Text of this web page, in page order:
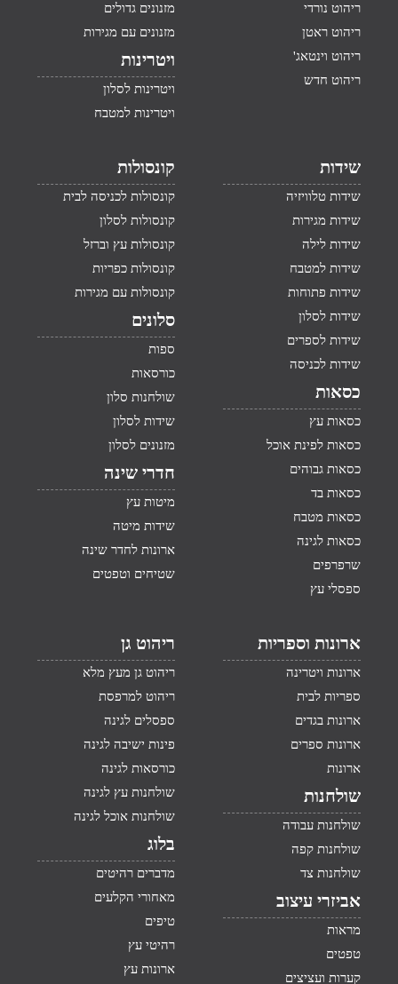
ריהוט נורדי
ריהוט ראטן
ריהוט וינטאג'
ריהוט חדש
מזנונים גדולים
מזנונים עם מגירות
ויטרינות
ויטרינות לסלון
ויטרינות למטבח
שידות
שידות טלוויזיה
שידות מגירות
שידות לילה
שידות למטבח
שידות פתוחות
שידות לסלון
שידות לספרים
שידות לכניסה
כסאות
כסאות עץ
כסאות לפינת אוכל
כסאות גבוהים
כסאות בד
כסאות מטבח
כסאות לגינה
שרפרפים
ספסלי עץ
קונסולות
קונסולות לכניסה לבית
קונסולות לסלון
קונסולות עץ וברזל
קונסולות כפריות
קונסולות עם מגירות
סלונים
ספות
כורסאות
שולחנות סלון
שידות לסלון
מזנונים לסלון
חדרי שינה
מיטות עץ
שידות מיטה
ארונות לחדר שינה
שטיחים וטפטים
ארונות וספריות
ארונות ויטרינה
ספריות לבית
ארונות בגדים
ארונות ספרים
ארונות
שולחנות
שולחנות עבודה
שולחנות קפה
שולחנות צד
אביזרי עיצוב
מראות
טפטים
קערות ועציצים
ריהוט גן
ריהוט גן מעץ מלא
ריהוט למרפסת
ספסלים לגינה
פינות ישיבה לגינה
כורסאות לגינה
שולחנות עץ לגינה
שולחנות אוכל לגינה
בלוג
מדברים רהיטים
מאחורי הקלעים
טיפים
רהיטי עץ
ארונות עץ